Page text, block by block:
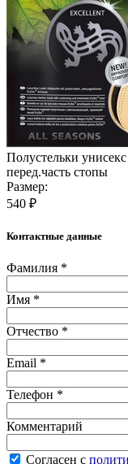
Полустельки
перед.часть стопы
Размер:
540 ₽
Контактные данные
Фамилия *
Имя *
Отчество *
Email *
Телефон *
Комментарий
Согласен с